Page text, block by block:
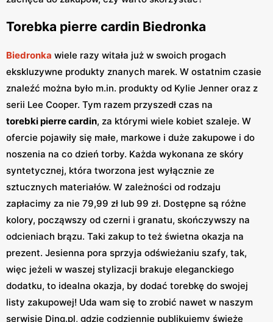
Torebka pierre cardin Biedronka
Biedronka wiele razy witała już w swoich progach
ekskluzywne produkty znanych marek. W ostatnim czasie
znaleźć można było m.in. produkty od Kylie Jenner oraz z
serii Lee Cooper. Tym razem przyszedł czas na
torebki pierre cardin, za którymi wiele kobiet szaleje. W
ofercie pojawiły się małe, markowe i duże zakupowe i do
noszenia na co dzień torby. Każda wykonana ze skóry
syntetycznej, która tworzona jest wyłącznie ze
sztucznych materiałów. W zależności od rodzaju
zapłacimy za nie 79,99 zł lub 99 zł. Dostępne są różne
kolory, począwszy od czerni i granatu, skończywszy na
odcieniach brązu. Taki zakup to też świetna okazja na
prezent. Jesienna pora sprzyja odświeżaniu szafy, tak,
więc jeżeli w waszej stylizacji brakuje eleganckiego
dodatku, to idealna okazja, by dodać torebkę do swojej
listy zakupowej! Uda wam się to zrobić nawet w naszym
serwisie Ding.pl, gdzie codziennie publikujemy świeże